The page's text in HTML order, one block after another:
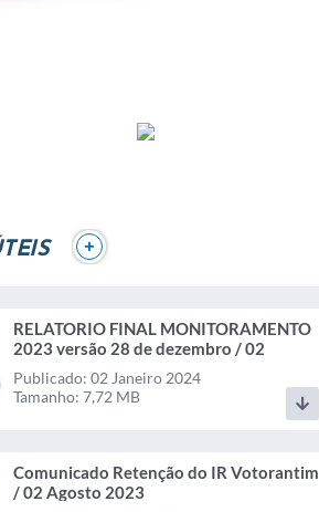
+
RELATORIO FINAL MONITORAMENTO
2023 versão 28 de dezembro / 02
Janeiro 2024
Publicado: 02 Janeiro 2024
Tamanho: 7,72 MB
Comunicado Retenção do IR Votorantim
/ 02 Agosto 2023